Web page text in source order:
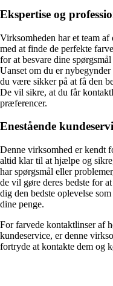
Ekspertise og
Virksomheden har et team
med at finde de perfekte
for at besvare dine
Uanset om du er
du være sikker på at få den
De vil sikre, at du får
præferencer.
Enestående
Denne virksomhed er kendt
altid klar til at hjælpe og
har spørgsmål eller
de vil gøre deres bedste for
dig den bedste oplevelse
dine penge.
For farvede kontaktlinser af
kundeservice, er denne
fortryde at kontakte dem og